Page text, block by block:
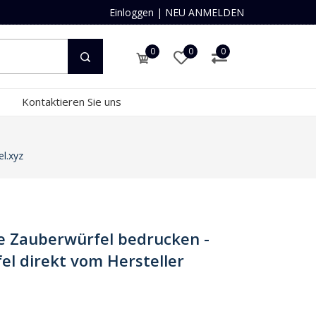
Einloggen | NEU ANMELDEN
0 0 0
Kontaktieren Sie uns
Zauberwürfel bedrucken -
direkt vom Hersteller